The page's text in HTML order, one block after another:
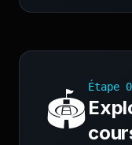
🏟️
Étape